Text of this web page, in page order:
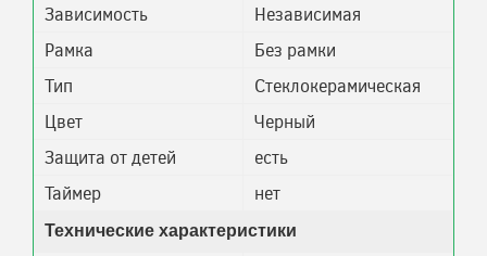
Зависимость
Независимая
Рамка
Без рамки
Тип
Стеклокерамическая
Цвет
Черный
Защита от детей
есть
Таймер
нет
Технические характеристики